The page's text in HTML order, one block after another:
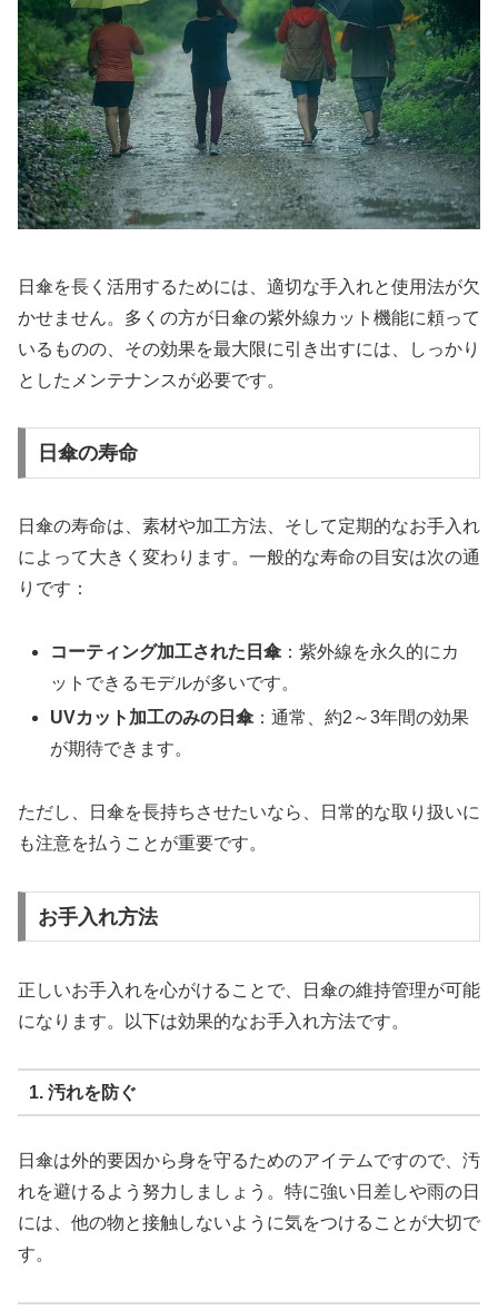
日傘を長く活用するためには、適切な手入れと使用法が欠
かせません。多くの方が日傘の紫外線カット機能に頼って
いるものの、その効果を最大限に引き出すには、しっかり
としたメンテナンスが必要です。
日傘の寿命
日傘の寿命は、素材や加工方法、そして定期的なお手入れ
によって大きく変わります。一般的な寿命の目安は次の通
りです：
コーティング加工された日傘：紫外線を永久的にカ
ットできるモデルが多いです。
UVカット加工のみの日傘：通常、約2～3年間の効果
が期待できます。
ただし、日傘を長持ちさせたいなら、日常的な取り扱いに
も注意を払うことが重要です。
お手入れ方法
正しいお手入れを心がけることで、日傘の維持管理が可能
になります。以下は効果的なお手入れ方法です。
1. 汚れを防ぐ
日傘は外的要因から身を守るためのアイテムですので、汚
れを避けるよう努力しましょう。特に強い日差しや雨の日
には、他の物と接触しないように気をつけることが大切で
す。